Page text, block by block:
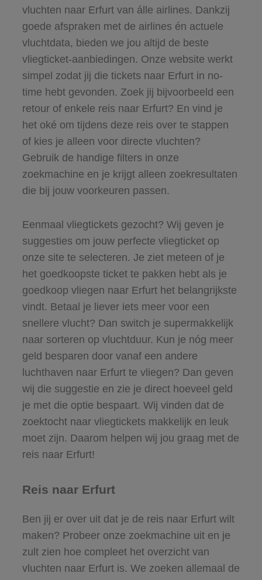
vluchten naar Erfurt van álle airlines. Dankzij
goede afspraken met de airlines én actuele
vluchtdata, bieden we jou altijd de beste
vliegticket-aanbiedingen. Onze website werkt
simpel zodat jij die tickets naar Erfurt in no-
time hebt gevonden. Zoek jij bijvoorbeeld een
retour of enkele reis naar Erfurt? En vind je
het oké om tijdens deze reis over te stappen
of kies je alleen voor directe vluchten?
Gebruik de handige filters in onze
zoekmachine en je krijgt alleen zoekresultaten
die bij jouw voorkeuren passen.
Eenmaal vliegtickets gezocht? Wij geven je
suggesties om jouw perfecte vliegticket op
onze site te selecteren. Je ziet meteen of je
het goedkoopste ticket te pakken hebt als je
goedkoop vliegen naar Erfurt het belangrijkste
vindt. Betaal je liever iets meer voor een
snellere vlucht? Dan switch je supermakkelijk
naar sorteren op vluchtduur. Kun je nóg meer
geld besparen door vanaf een andere
luchthaven naar Erfurt te vliegen? Dan geven
wij die suggestie en zie je direct hoeveel geld
je met die optie bespaart. Wij vinden dat de
zoektocht naar vliegtickets makkelijk en leuk
moet zijn. Daarom helpen wij jou graag met de
reis naar Erfurt!
Reis naar Erfurt
Ben jij er over uit dat je de reis naar Erfurt wilt
maken? Probeer onze zoekmachine uit en je
zult zien hoe compleet het overzicht van
vluchten naar Erfurt is. We zoeken allemaal de